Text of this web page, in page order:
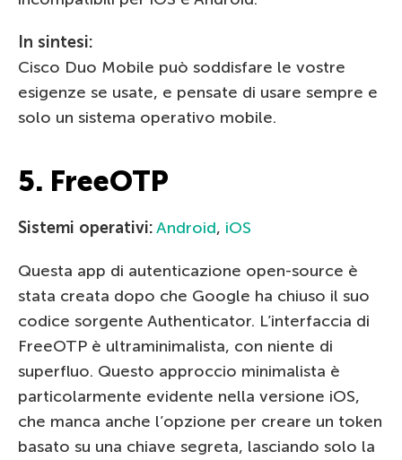
In sintesi:
Cisco Duo Mobile può soddisfare le vostre
esigenze se usate, e pensate di usare sempre e
solo un sistema operativo mobile.
5. FreeOTP
Sistemi operativi:Android, iOS
Questa app di autenticazione open-source è
stata creata dopo che Google ha chiuso il suo
codice sorgente Authenticator. L’interfaccia di
FreeOTP è ultraminimalista, con niente di
superfluo. Questo approccio minimalista è
particolarmente evidente nella versione iOS,
che manca anche l’opzione per creare un token
basato su una chiave segreta, lasciando solo la